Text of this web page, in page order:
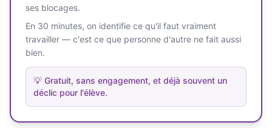
ses blocages.
En 30 minutes, on identifie ce qu'il faut vraiment
travailler — c'est ce que personne d'autre ne fait aussi
bien.
💡 Gratuit, sans engagement, et déjà souvent un
déclic pour l'élève.